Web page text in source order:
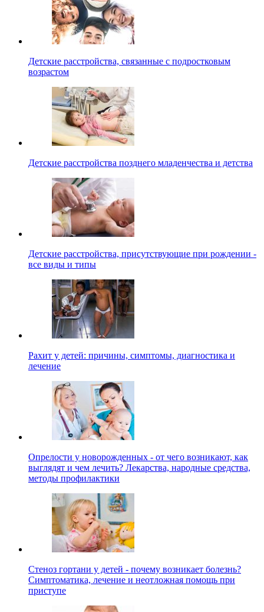
Детские расстройства, связанные с подростковым
возрастом
Детские расстройства позднего младенчества и детства
Детские расстройства, присутствующие при рождении -
все виды и типы
Рахит у детей: причины, симптомы, диагностика и
лечение
Опрелости у новорожденных - от чего возникают, как
выглядят и чем лечить? Лекарства, народные средства,
методы профилактики
Стеноз гортани у детей - почему возникает болезнь?
Симптоматика, лечение и неотложная помощь при
приступе